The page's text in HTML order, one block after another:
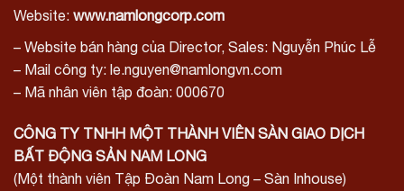
Website: www.namlongcorp.com
– Website bán hàng của Director, Sales: Nguyễn Phúc Lễ
– Mail công ty: le.nguyen@namlongvn.com
– Mã nhân viên tập đoàn: 000670
CÔNG TY TNHH MỘT THÀNH VIÊN SÀN GIAO DỊCH
BẤT ĐỘNG SẢN NAM LONG
(Một thành viên Tập Đoàn Nam Long – Sàn Inhouse)